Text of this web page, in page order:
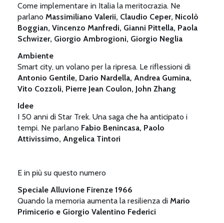
Come implementare in Italia la meritocrazia. Ne
parlano Massimiliano Valerii, Claudio Ceper, Nicolò
Boggian, Vincenzo Manfredi, Gianni Pittella, Paola
Schwizer, Giorgio Ambrogioni, Giorgio Neglia
Ambiente
Smart city, un volano per la ripresa. Le riflessioni di
Antonio Gentile, Dario Nardella, Andrea Gumina,
Vito Cozzoli, Pierre Jean Coulon, John Zhang
Idee
I 50 anni di Star Trek. Una saga che ha anticipato i
tempi. Ne parlano Fabio Benincasa, Paolo
Attivissimo, Angelica Tintori
E in più su questo numero
Speciale Alluvione Firenze 1966
Quando la memoria aumenta la resilienza di Mario
Primicerio e Giorgio Valentino Federici